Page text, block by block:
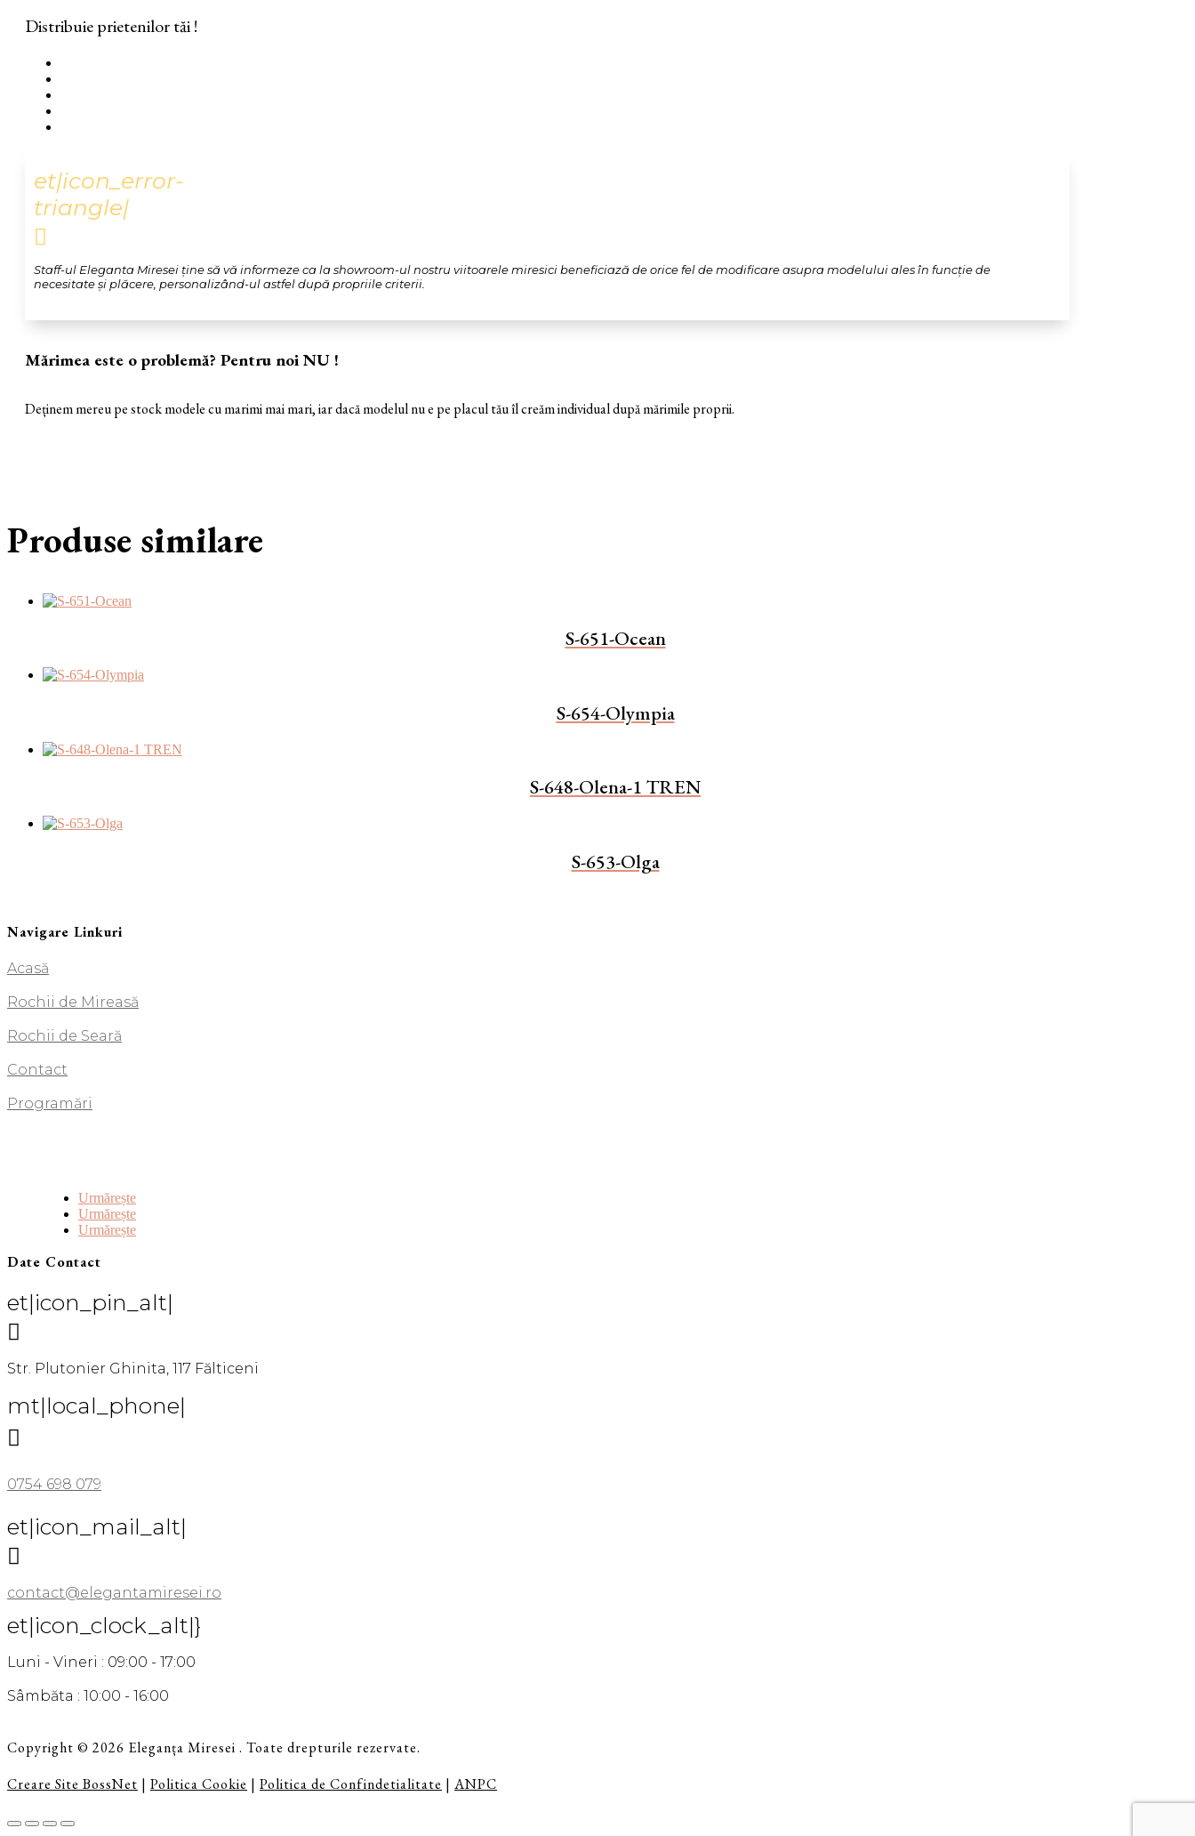
Distribuie prietenilor tăi !
et|icon_error-
triangle|

Staff-ul Eleganta Miresei ține să vă informeze ca la showroom-ul nostru viitoarele miresici beneficiază de orice fel de modificare asupra modelului ales în funcție de
necesitate și plăcere, personalizând-ul astfel după propriile criterii.
Mărimea este o problemă? Pentru noi NU !
Deținem mereu pe stock modele cu marimi mai mari, iar dacă modelul nu e pe placul tău îl creăm individual după mărimile proprii.
Produse similare
S-651-Ocean
S-654-Olympia
S-648-Olena-1 TREN
S-653-Olga
Navigare Linkuri
Acasă
Rochii de Mireasă
Rochii de Seară
Contact
Programări
Urmărește
Urmărește
Urmărește
Date Contact
et|icon_pin_alt|

Str. Plutonier Ghinita, 117 Fălticeni
mt|local_phone|

0754 698 079
et|icon_mail_alt|

contact@elegantamiresei.ro
et|icon_clock_alt|}
Luni - Vineri : 09:00 - 17:00
Sâmbăta : 10:00 - 16:00
Copyright © 2026 Eleganța Miresei . Toate drepturile rezervate.
Creare Site BossNet | Politica Cookie | Politica de Confindetialitate | ANPC